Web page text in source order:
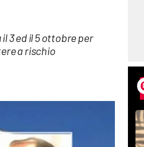
3 ed il 5 ottobre per
a rischio